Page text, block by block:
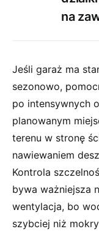
na
Jeśli garaż ma
sezonowo,
po intensywnych
planowanym
terenu w stronę
nawiewaniem
Kontrola
bywa ważniejsza
wentylacja, bo
szybciej niż